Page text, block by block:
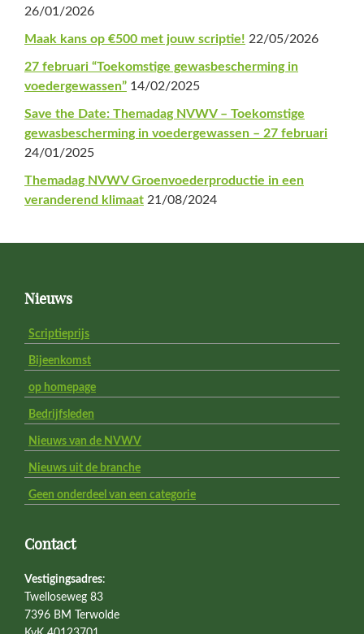
26/01/2026
Maak kans op €500 met jouw scriptie! 22/05/2026
27 februari “Toekomstige gewasbescherming in
voedergewassen” 14/02/2025
Save the Date: Themadag NVWV – Toekomstige
gewasbescherming in voedergewassen – 27 februari
24/01/2025
Themadag NVWV Groenvoederproductie in een
veranderend klimaat 21/08/2024
FooterNieuws
Scriptieprijs
Bijeenkomst
op homepage
Bedrijfsleden
Nieuws van de NVWV
Nieuws uit de branche
Geen onderdeel van een categorie
Contact
Vestigingsadres:
Twelloseweg 83
7396 BM Terwolde